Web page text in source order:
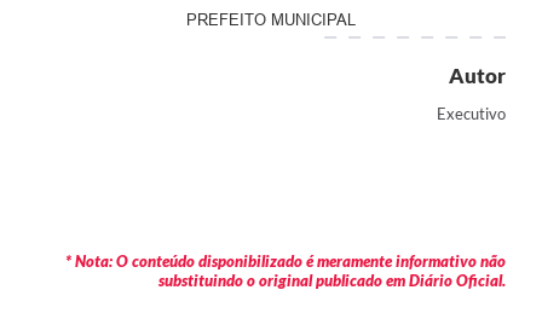
Prestação de Contas Secretaria de Educação
PREFEITO MUNICIPAL
Autor
Executivo
* Nota: O conteúdo disponibilizado é meramente informativo não
substituindo o original publicado em Diário Oficial.